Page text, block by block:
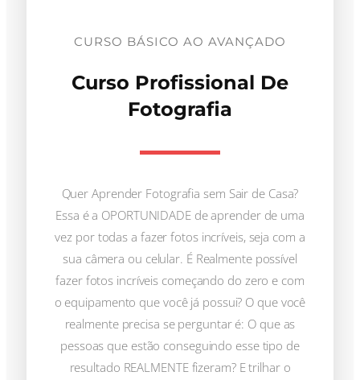
CURSO BÁSICO AO AVANÇADO
Curso Profissional De
Fotografia
Quer Aprender Fotografia sem Sair de Casa?
Essa é a OPORTUNIDADE de aprender de uma
vez por todas a fazer fotos incríveis, seja com a
sua câmera ou celular. É Realmente possível
fazer fotos incríveis começando do zero e com
o equipamento que você já possui? O que você
realmente precisa se perguntar é: O que as
pessoas que estão conseguindo esse tipo de
resultado REALMENTE fizeram? E trilhar o